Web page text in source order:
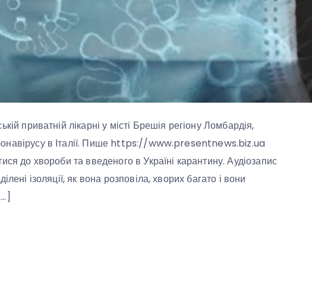
приватній лікарні у місті Брешія регіону Ломбардія,
в Італії. Пише https://www.presentnews.biz.ua
до хвороби та введеного в Україні карантину. Аудіозапис
ізоляції, як вона розповіла, хворих багато і вони